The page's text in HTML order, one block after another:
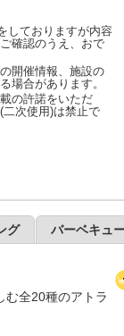
しておりますが内容
確認のうえ、おで
開催情報、施設の
場合があります。
の許諾をいただ
次使用)は禁止で
グ バーベキュ
む全20種のアトラ